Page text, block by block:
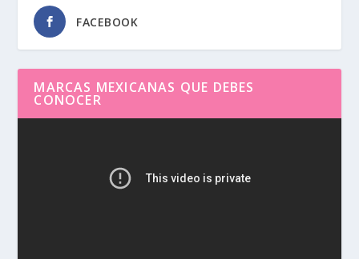
FACEBOOK
MARCAS MEXICANAS QUE DEBES
CONOCER